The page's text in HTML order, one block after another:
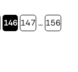
Page
146 Page
147 … Page
156